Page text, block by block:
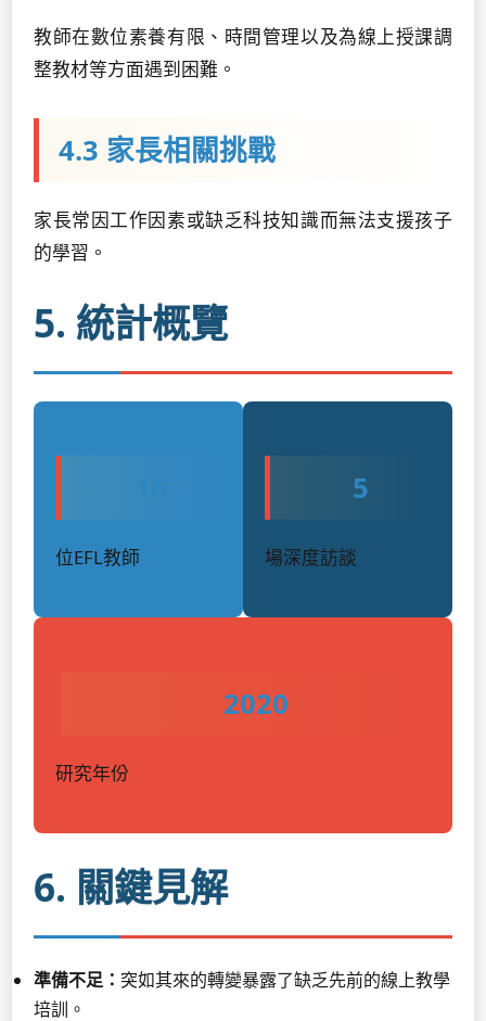
教師在數位素養有限、時間管理以及為線上授課調
整教材等方面遇到困難。
4.3 家長相關挑戰
家長常因工作因素或缺乏科技知識而無法支援孩子
的學習。
5. 統計概覽
位EFL教師
5
場深度訪談
2020
研究年份
6. 關鍵見解
準備不足： 突如其來的轉變暴露了缺乏先前的線上教學
培訓。